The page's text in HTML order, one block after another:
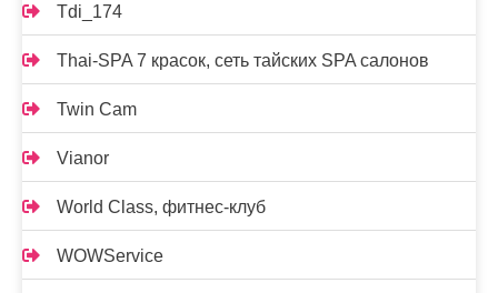
Tdi_174
Thai-SPA 7 красок, сеть тайских SPA салонов
Twin Cam
Vianor
World Class, фитнес-клуб
WOWService